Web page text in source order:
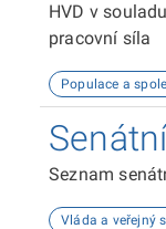
HVD v
pracovní síla
Populace a
Seznam
Vláda a veřejný